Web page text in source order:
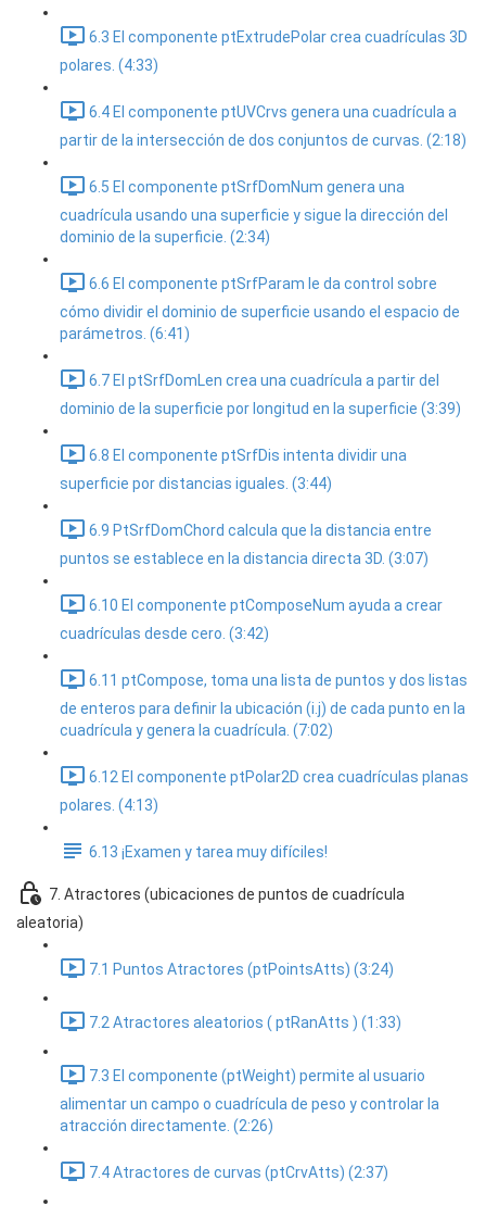
6.3 El componente ptExtrudePolar crea cuadrículas 3D
polares. (4:33)
6.4 El componente ptUVCrvs genera una cuadrícula a
partir de la intersección de dos conjuntos de curvas. (2:18)
6.5 El componente ptSrfDomNum genera una
cuadrícula usando una superficie y sigue la dirección del
dominio de la superficie. (2:34)
6.6 El componente ptSrfParam le da control sobre
cómo dividir el dominio de superficie usando el espacio de
parámetros. (6:41)
6.7 El ptSrfDomLen crea una cuadrícula a partir del
dominio de la superficie por longitud en la superficie (3:39)
6.8 El componente ptSrfDis intenta dividir una
superficie por distancias iguales. (3:44)
6.9 PtSrfDomChord calcula que la distancia entre
puntos se establece en la distancia directa 3D. (3:07)
6.10 El componente ptComposeNum ayuda a crear
cuadrículas desde cero. (3:42)
6.11 ptCompose, toma una lista de puntos y dos listas
de enteros para definir la ubicación (i.j) de cada punto en la
cuadrícula y genera la cuadrícula. (7:02)
6.12 El componente ptPolar2D crea cuadrículas planas
polares. (4:13)
6.13 ¡Examen y tarea muy difíciles!
7. Atractores (ubicaciones de puntos de cuadrícula
aleatoria)
7.1 Puntos Atractores (ptPointsAtts) (3:24)
7.2 Atractores aleatorios ( ptRanAtts ) (1:33)
7.3 El componente (ptWeight) permite al usuario
alimentar un campo o cuadrícula de peso y controlar la
atracción directamente. (2:26)
7.4 Atractores de curvas (ptCrvAtts) (2:37)